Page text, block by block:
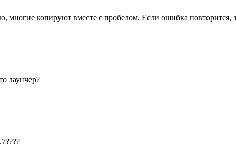
копируют вместе с пробелом. Если ошибка повторится,
лаунчер?